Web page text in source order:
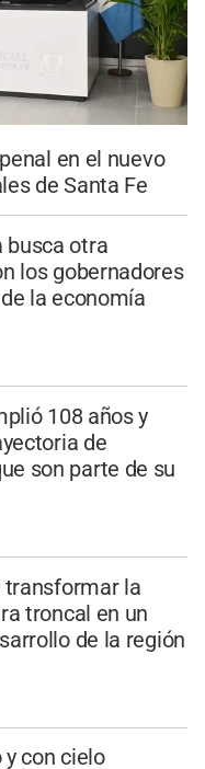
en el nuevo
de Santa Fe
busca otra
los gobernadores
la economía
108 años y
de
son parte de su
transformar la
troncal en un
de la región
con cielo